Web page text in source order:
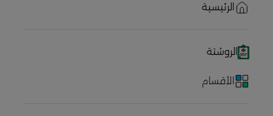
الرئيسية
الروشتة
الأقسام